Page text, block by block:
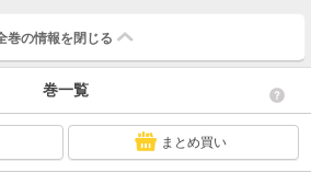
巻の情報を 閉じる
巻一覧
まとめ買い